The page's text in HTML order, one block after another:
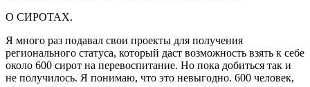
О СИРОТАХ.
Я много раз подавал свои проекты для получения
регионального статуса, который даст возможность взять к себе
около 600 сирот на перевоспитание. Но пока добиться так и
не получилось. Я понимаю, что это невыгодно. 600 человек,